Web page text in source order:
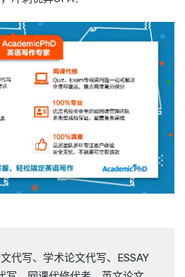
代写、 学术论文代写、 ESSAY